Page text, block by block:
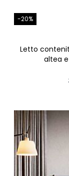
-20%
Letto
altea